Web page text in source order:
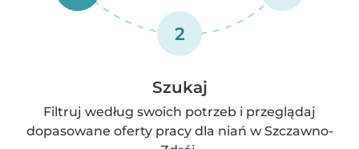
2
Szukaj
Filtruj według swoich potrzeb i przeglądaj
dopasowane oferty pracy dla niań w Szczawno-